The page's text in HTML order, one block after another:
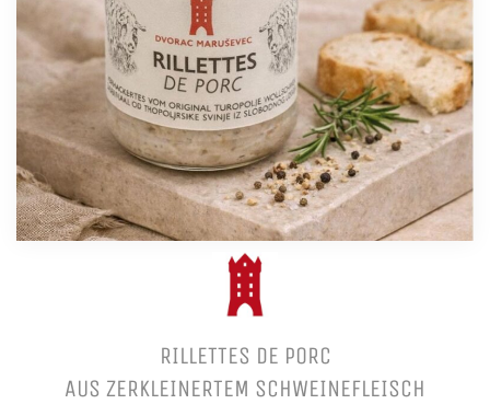
RILLETTES DE PORC
AUS ZERKLEINERTEM SCHWEINEFLEISCH